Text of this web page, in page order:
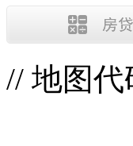
// 地图代